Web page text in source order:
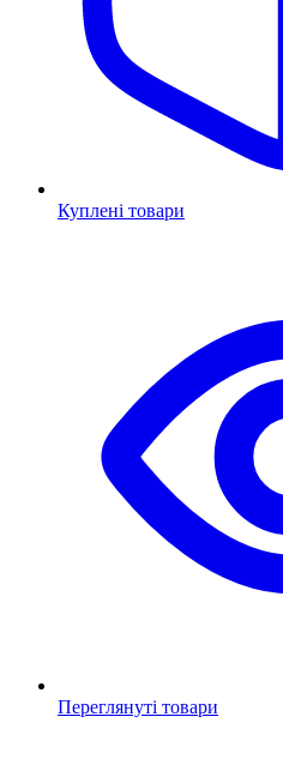
Куплені товари
Переглянуті товари